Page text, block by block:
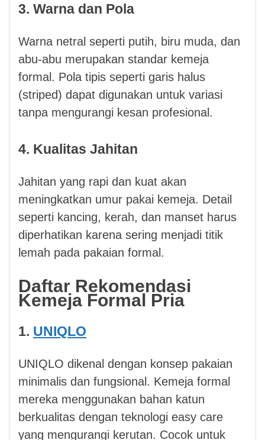
3. Warna dan Pola
Warna netral seperti putih, biru muda, dan
abu-abu merupakan standar kemeja
formal. Pola tipis seperti garis halus
(striped) dapat digunakan untuk variasi
tanpa mengurangi kesan profesional.
4. Kualitas Jahitan
Jahitan yang rapi dan kuat akan
meningkatkan umur pakai kemeja. Detail
seperti kancing, kerah, dan manset harus
diperhatikan karena sering menjadi titik
lemah pada pakaian formal.
Daftar Rekomendasi
Kemeja Formal Pria
1. UNIQLO
UNIQLO dikenal dengan konsep pakaian
minimalis dan fungsional. Kemeja formal
mereka menggunakan bahan katun
berkualitas dengan teknologi easy care
yang mengurangi kerutan. Cocok untuk